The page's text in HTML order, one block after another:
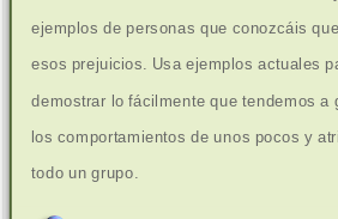
ejemplos de personas que conozcáis
esos prejuicios. Usa ejemplos actuales
demostrar lo fácilmente que tendemos a
los comportamientos de unos pocos y
todo un grupo.